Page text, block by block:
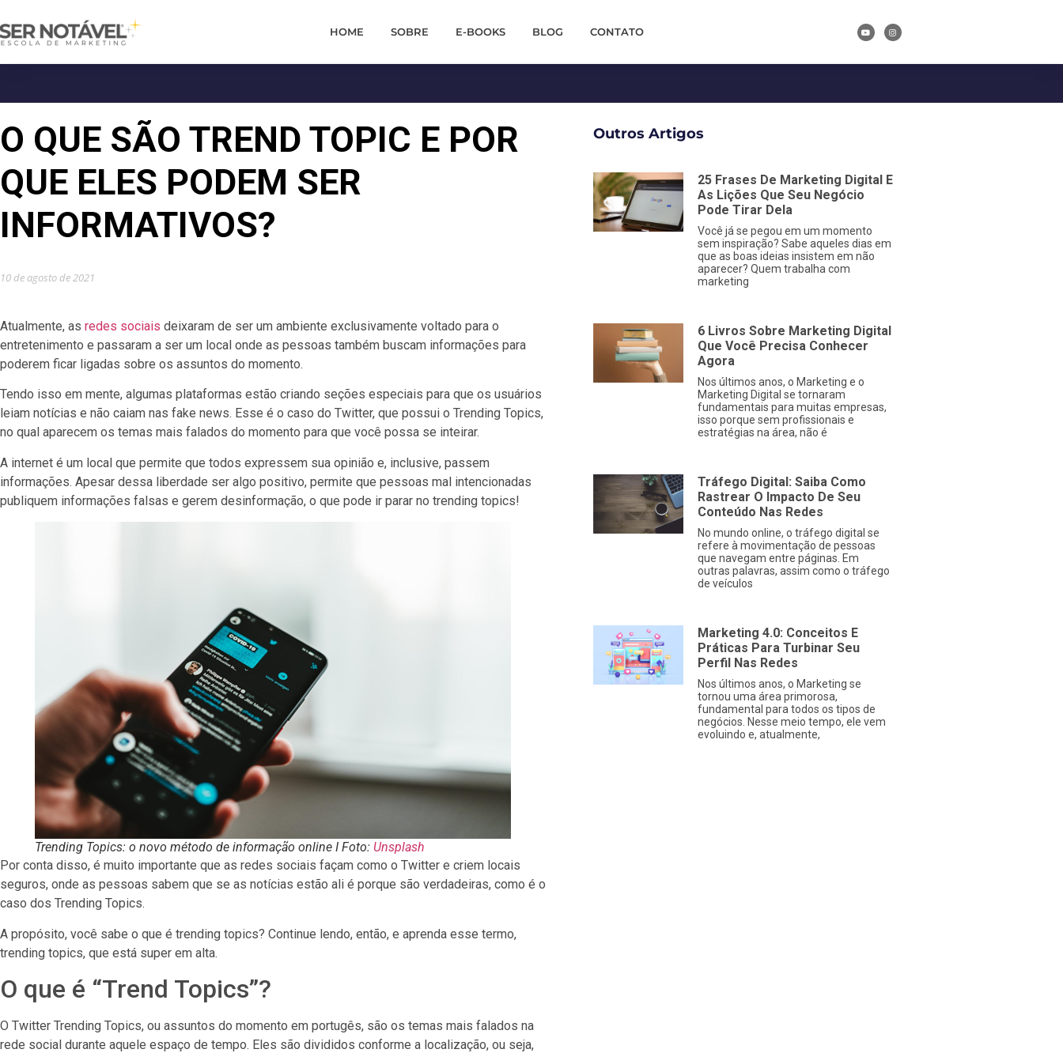
HOME SOBRE E-BOOKS BLOG CONTATO
O QUE SÃO TREND TOPIC E POR
QUE ELES PODEM SER
INFORMATIVOS?
10 de agosto de 2021
Atualmente, as redes sociais deixaram de ser um ambiente exclusivamente voltado para o
entretenimento e passaram a ser um local onde as pessoas também buscam informações para
poderem ficar ligadas sobre os assuntos do momento.
Tendo isso em mente, algumas plataformas estão criando seções especiais para que os usuários
leiam notícias e não caiam nas fake news. Esse é o caso do Twitter, que possui o Trending Topics,
no qual aparecem os temas mais falados do momento para que você possa se inteirar.
A internet é um local que permite que todos expressem sua opinião e, inclusive, passem
informações. Apesar dessa liberdade ser algo positivo, permite que pessoas mal intencionadas
publiquem informações falsas e gerem desinformação, o que pode ir parar no trending topics!
Trending Topics: o novo método de informação online I Foto: Unsplash
Por conta disso, é muito importante que as redes sociais façam como o Twitter e criem locais
seguros, onde as pessoas sabem que se as notícias estão ali é porque são verdadeiras, como é o
caso dos Trending Topics.
A propósito, você sabe o que é trending topics? Continue lendo, então, e aprenda esse termo,
trending topics, que está super em alta.
O que é “Trend Topics”?
O Twitter Trending Topics, ou assuntos do momento em portugês, são os temas mais falados na
rede social durante aquele espaço de tempo. Eles são divididos conforme a localização, ou seja,
Outros Artigos
25 Frases De Marketing Digital E
As Lições Que Seu Negócio
Pode Tirar Dela
Você já se pegou em um momento
sem inspiração? Sabe aqueles dias em
que as boas ideias insistem em não
aparecer? Quem trabalha com
marketing
6 Livros Sobre Marketing Digital
Que Você Precisa Conhecer
Agora
Nos últimos anos, o Marketing e o
Marketing Digital se tornaram
fundamentais para muitas empresas,
isso porque sem profissionais e
estratégias na área, não é
Tráfego Digital: Saiba Como
Rastrear O Impacto De Seu
Conteúdo Nas Redes
No mundo online, o tráfego digital se
refere à movimentação de pessoas
que navegam entre páginas. Em
outras palavras, assim como o tráfego
de veículos
Marketing 4.0: Conceitos E
Práticas Para Turbinar Seu
Perfil Nas Redes
Nos últimos anos, o Marketing se
tornou uma área primorosa,
fundamental para todos os tipos de
negócios. Nesse meio tempo, ele vem
evoluindo e, atualmente,